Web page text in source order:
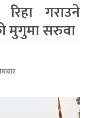
गराउने
मुगुमा सरुवा